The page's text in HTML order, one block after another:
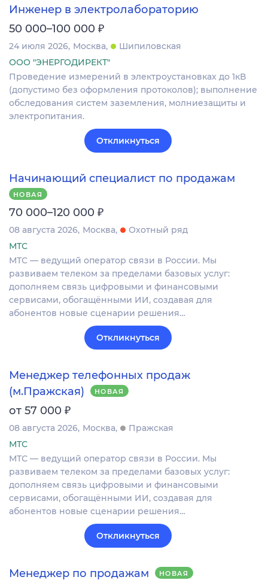
Инженер в электролабораторию
50 000–100 000 ₽
24 июля 2026 Москва
Шипиловская
ООО "ЭНЕРГОДИРЕКТ"
Проведение измерений в электроустановках до 1кВ
(допустимо без оформления протоколов); выполнение
обследования систем заземления, молниезащиты и
электропитания.
Откликнуться
Начинающий специалист по продажам
НОВАЯ
70 000–120 000 ₽
08 августа 2026 Москва
Охотный ряд
МТС
МТС — ведущий оператор связи в России. Мы
развиваем телеком за пределами базовых услуг:
дополняем связь цифровыми и финансовыми
сервисами, обогащёнными ИИ, создавая для
абонентов новые сценарии решения…
Откликнуться
Менеджер телефонных продаж
(м.Пражская)
НОВАЯ
от 57 000 ₽
08 августа 2026 Москва
Пражская
МТС
МТС — ведущий оператор связи в России. Мы
развиваем телеком за пределами базовых услуг:
дополняем связь цифровыми и финансовыми
сервисами, обогащёнными ИИ, создавая для
абонентов новые сценарии решения…
Откликнуться
Менеджер по продажам НОВАЯ